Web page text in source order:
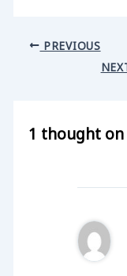
PREVIOUS
1 thought on